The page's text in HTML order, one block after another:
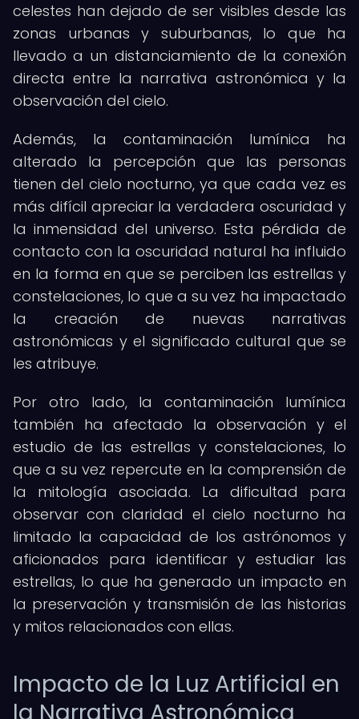
celestes han dejado de ser visibles desde las
zonas urbanas y suburbanas, lo que ha
llevado a un distanciamiento de la conexión
directa entre la narrativa astronómica y la
observación del cielo.
Además, la contaminación lumínica ha
alterado la percepción que las personas
tienen del cielo nocturno, ya que cada vez es
más difícil apreciar la verdadera oscuridad y
la inmensidad del universo. Esta pérdida de
contacto con la oscuridad natural ha influido
en la forma en que se perciben las estrellas y
constelaciones, lo que a su vez ha impactado
la creación de nuevas narrativas
astronómicas y el significado cultural que se
les atribuye.
Por otro lado, la contaminación lumínica
también ha afectado la observación y el
estudio de las estrellas y constelaciones, lo
que a su vez repercute en la comprensión de
la mitología asociada. La dificultad para
observar con claridad el cielo nocturno ha
limitado la capacidad de los astrónomos y
aficionados para identificar y estudiar las
estrellas, lo que ha generado un impacto en
la preservación y transmisión de las historias
y mitos relacionados con ellas.
Impacto de la Luz Artificial en